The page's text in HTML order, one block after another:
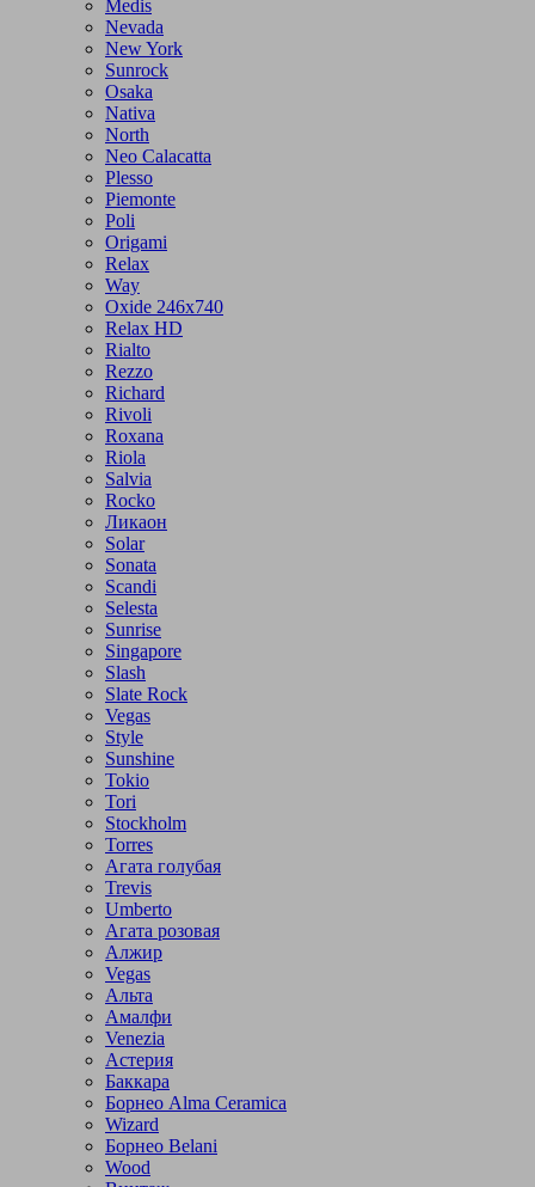
Medis
Nevada
New York
Sunrock
Osaka
Nativa
North
Neo Calacatta
Plesso
Piemonte
Poli
Origami
Relax
Way
Oxide 246x740
Relax HD
Rialto
Rezzo
Richard
Rivoli
Roxana
Riola
Salvia
Rocko
Ликаон
Solar
Sonata
Scandi
Selesta
Sunrise
Singapore
Slash
Slate Rock
Vegas
Style
Sunshine
Tokio
Tori
Stockholm
Torres
Агата голубая
Trevis
Umberto
Агата розовая
Алжир
Vegas
Альта
Амалфи
Venezia
Астерия
Баккара
Борнео Alma Ceramica
Wizard
Борнео Belani
Wood